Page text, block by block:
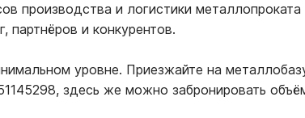
производства и логистики
партнёров и конкурентов.
уровне. Приезжайте на
здесь же можно забронировать